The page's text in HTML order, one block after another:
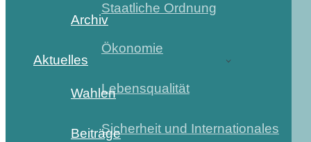
Staatliche Ordnung
Ökonomie
Lebensqualität
Sicherheit und Internationales
Archiv
Aktuelles
Wahlen
Beiträge